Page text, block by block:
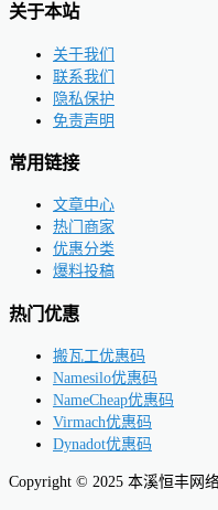
关于本站
关于我们
联系我们
隐私保护
免责声明
常用链接
文章中心
热门商家
优惠分类
爆料投稿
热门优惠
搬瓦工优惠码
Namesilo优惠码
NameCheap优惠码
Virmach优惠码
Dynadot优惠码
Copyright © 2025 本溪恒丰网